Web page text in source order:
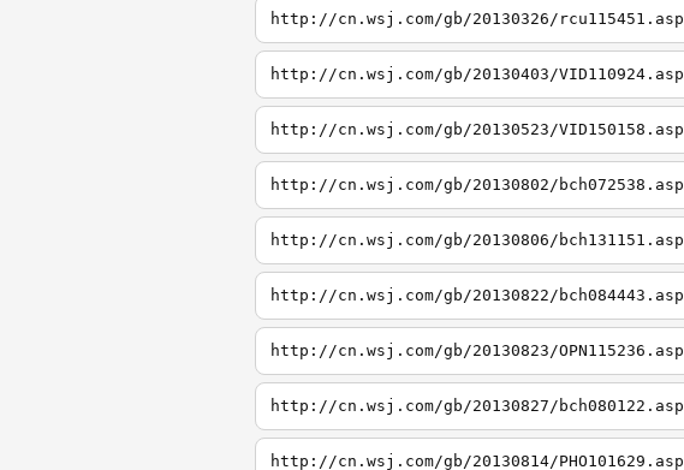
http://cn.wsj.com/gb/20130326/rcu115451.asp
http://cn.wsj.com/gb/20130403/VID110924.asp
http://cn.wsj.com/gb/20130523/VID150158.asp
http://cn.wsj.com/gb/20130802/bch072538.asp
http://cn.wsj.com/gb/20130806/bch131151.asp
http://cn.wsj.com/gb/20130822/bch084443.asp
http://cn.wsj.com/gb/20130823/OPN115236.asp
http://cn.wsj.com/gb/20130827/bch080122.asp
http://cn.wsj.com/gb/20130814/PHO101629.asp